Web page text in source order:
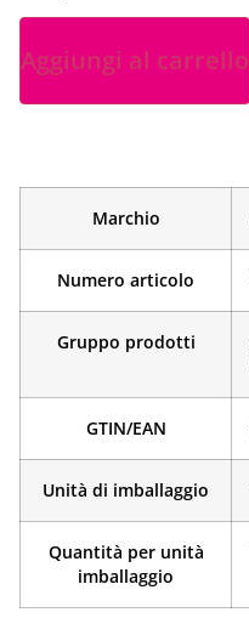
Aggiungi al carrello
Marchio
Numero articolo
Gruppo prodotti
GTIN/EAN
Unità di imballaggio
Quantità per unità
imballaggio